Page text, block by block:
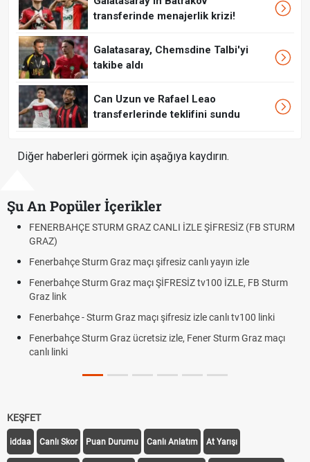
transferinde menajerlik krizi!
Galatasaray, Chemsdine Talbi'yi
takibe aldı
Can Uzun ve Rafael Leao
transferlerinde teklifini sundu
Diğer haberleri görmek için aşağıya kaydırın.
Şu An Popüler İçerikler
FENERBAHÇE STURM GRAZ CANLI İZLE ŞİFRESİZ (FB STURM
GRAZ)
Fenerbahçe Sturm Graz maçı şifresiz canlı yayın izle
Fenerbahçe Sturm Graz maçı ŞİFRESİZ tv100 İZLE, FB Sturm
Graz link
Fenerbahçe - Sturm Graz maçı şifresiz izle canlı tv100 linki
Fenerbahçe Sturm Graz ücretsiz izle, Fener Sturm Graz maçı
canlı linki
KEŞFET
iddaa Canlı Skor Puan Durumu Canlı Anlatım At Yarışı